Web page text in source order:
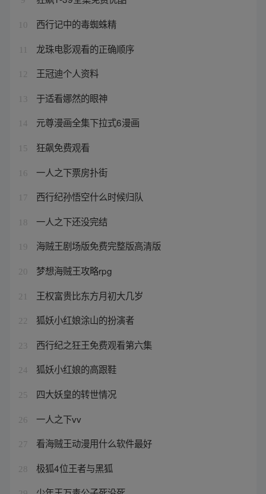
10 西行记中的毒蜘蛛精
龙珠电影观看的正确顺序
12 王冠迪个人资料
13 于适看娜然的眼神
14 元尊漫画全集下拉式6漫画
15 狂飙免费观看
16 一人之下票房扑街
17 西行纪孙悟空什么时候归队
18 一人之下还没完结
19 海贼王剧场版免费完整版高清版
20 梦想海贼王攻略rpg
21 王权富贵比东方月初大几岁
22 狐妖小红娘涂山的扮演者
23 西行纪之狂王免费观看第六集
24 狐妖小红娘的高跟鞋
25 四大妖皇的转世情况
26 一人之下vv
27 看海贼王动漫用什么软件最好
28 极狐4位王者与黑狐